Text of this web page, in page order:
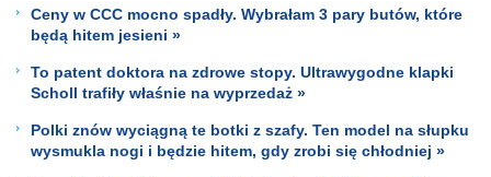
Ceny w CCC mocno spadły. Wybrałam 3 pary butów, które
będą hitem jesieni »
To patent doktora na zdrowe stopy. Ultrawygodne klapki
Scholl trafiły właśnie na wyprzedaż »
Polki znów wyciągną te botki z szafy. Ten model na słupku
wysmukla nogi i będzie hitem, gdy zrobi się chłodniej »